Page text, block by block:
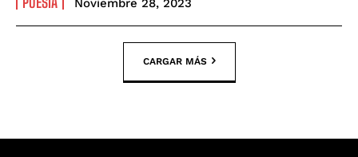
Noviembre 28, 2023
CARGAR MÁS